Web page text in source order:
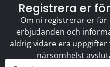
Registrera er
Om ni registrerar er får
erbjudanden och
aldrig vidare era
närsomhelst